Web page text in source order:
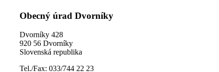
Obecný úrad Dvorníky
Dvorníky 428
920 56 Dvorníky
Slovenská republika
Tel./Fax: 033/744 22 23